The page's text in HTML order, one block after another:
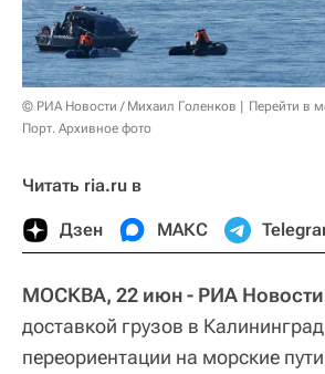
© РИА Новости / Михаил Голенков
Перейти в
Порт. Архивное фото
Читать ria.ru в
Дзен МАКС
МОСКВА, 22 июн - РИА
доставкой грузов в
переориентации на морские